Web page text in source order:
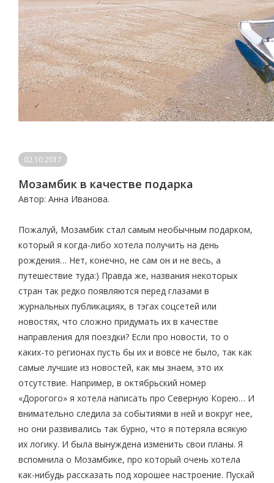
02.10.2017
Мозамбик в качестве подарка
Автор: Анна Иванова.
Пожалуй, Мозамбик стал самым необычным подарком,
который я когда-либо хотела получить на день
рождения… Нет, конечно, не сам он и не весь, а
путешествие туда:) Правда же, названия некоторых
стран так редко появляются перед глазами в
журнальных публикациях, в тэгах соцсетей или
новостях, что сложно придумать их в качестве
направления для поездки? Если про новости, то о
каких-то регионах пусть бы их и вовсе не было, так как
самые лучшие из новостей, как мы знаем, это их
отсутствие. Например, в октябрьский номер
«Дорогого» я хотела написать про Северную Корею… И
внимательно следила за событиями в ней и вокруг нее,
но они развивались так бурно, что я потеряла всякую
их логику. И была вынуждена изменить свои планы. Я
вспомнила о Мозамбике, про который очень хотела
как-нибудь рассказать под хорошее настроение. Пускай